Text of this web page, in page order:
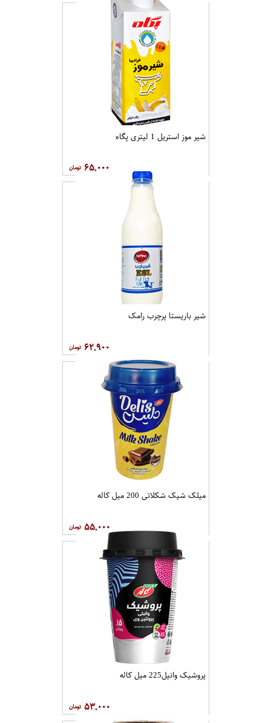
شیر موز استریل 1 لیتری پگاه
۶۵,۰۰۰
شیر باریستا پرچرب رامک
۶۲,۹۰۰
میلک شیک شکلاتی 200 میل کاله
۵۵,۰۰۰
پروشیک وانیل225 میل کاله
۵۳,۰۰۰